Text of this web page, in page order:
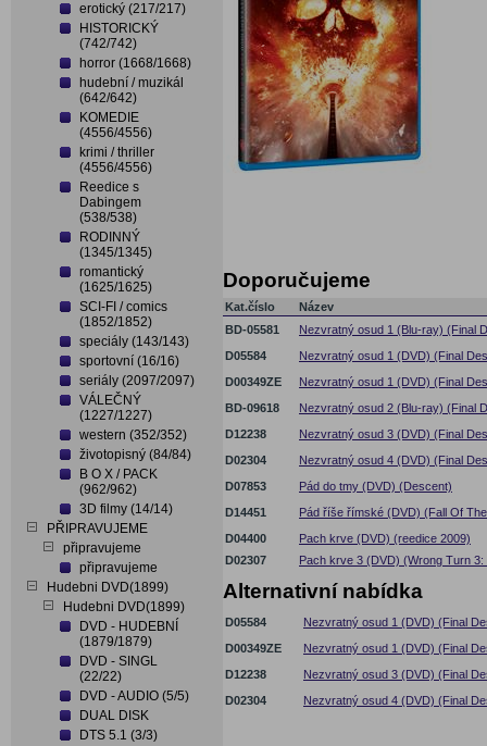
erotický (217/217)
HISTORICKÝ
(742/742)
horror (1668/1668)
hudební / muzikál
(642/642)
KOMEDIE
(4556/4556)
krimi / thriller
(4556/4556)
Reedice s
Dabingem
(538/538)
RODINNÝ
(1345/1345)
romantický
(1625/1625)
SCI-FI / comics
(1852/1852)
speciály (143/143)
sportovní (16/16)
seriály (2097/2097)
VÁLEČNÝ
(1227/1227)
western (352/352)
životopisný (84/84)
B O X / PACK
(962/962)
3D filmy (14/14)
PŘIPRAVUJEME
připravujeme
připravujeme
Hudebni DVD(1899)
Hudebni DVD(1899)
DVD - HUDEBNÍ
(1879/1879)
DVD - SINGL
(22/22)
DVD - AUDIO (5/5)
DUAL DISK
DTS 5.1 (3/3)
Doporučujeme
Kat.číslo
Název
BD-05581
Nezvratný osud 1 (Blu-ray) (Final
D05584
Nezvratný osud 1 (DVD) (Final
D00349ZE
Nezvratný osud 1 (DVD) (Final
BD-09618
Nezvratný osud 2 (Blu-ray) (Final
D12238
Nezvratný osud 3 (DVD) (Final
D02304
Nezvratný osud 4 (DVD) (Final
D07853
Pád do tmy (DVD) (Descent)
D14451
Pád říše římské (DVD) (Fall Of
D04400
Pach krve (DVD) (reedice 2009)
D02307
Pach krve 3 (DVD) (Wrong Turn
Alternativní nabídka
D05584
Nezvratný osud 1 (DVD) (Final
D00349ZE
Nezvratný osud 1 (DVD) (Final
D12238
Nezvratný osud 3 (DVD) (Final
D02304
Nezvratný osud 4 (DVD) (Final